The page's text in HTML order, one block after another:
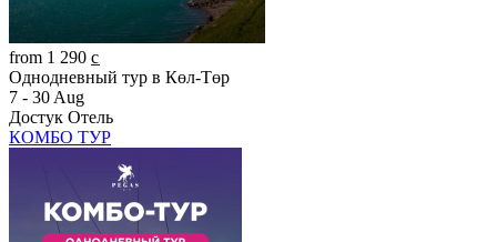
from 1 290 c̲
Однодневный тур в Көл-Төр
7 - 30 Aug
Достук Отель
КОМБО ТУР